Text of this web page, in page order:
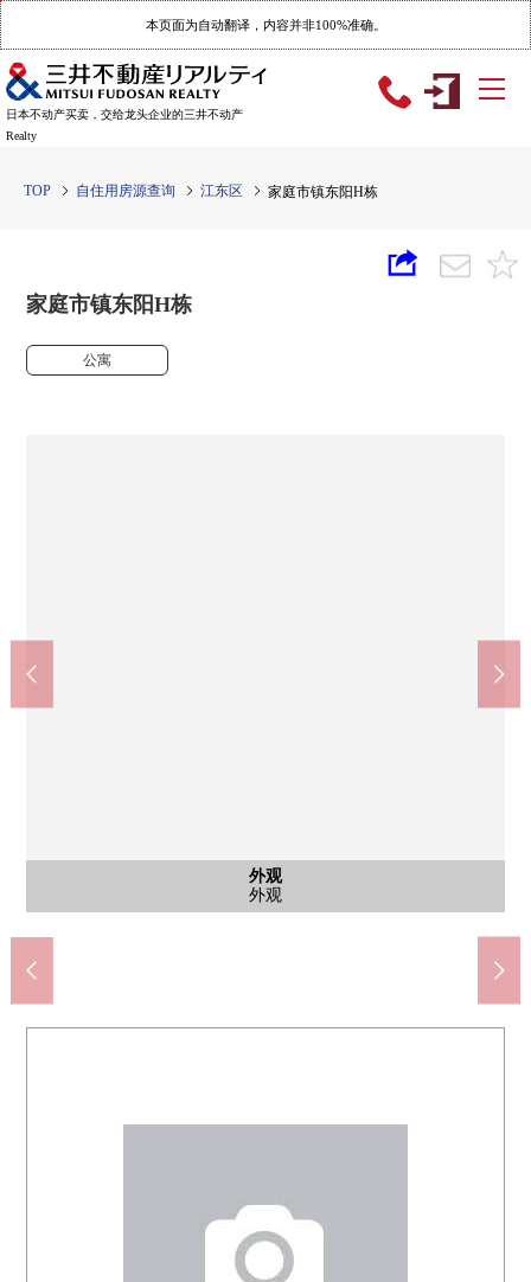
本页面为自动翻译，内容并非100%准确。
日本不动产买卖，交给龙头企业的三井不动产
Realty
TOP 自住用房源查询 江东区 家庭市镇东阳H栋
家庭市镇东阳H栋
公寓
外观
外观
客厅
客厅
客厅
客厅
客厅
客厅
客厅
客厅
客厅
客厅(空房)
客厅
客厅(空房)
客厅
客厅(空房)
日式房间
日式房间
日式房间
日式房间
日式房间
日式房间(空房)
日式房间
日式房间(空房)
西式房间
西式房间
西式房间
西式房间
西式房间
日式房间(空房)
西式房间
西式房间
西式房间
西式房间
厨房
厨房
厨房
厨房
厨房
厨房
厨房
厨房
公共汽车
公共汽车
公共汽车
公共汽车
洗脸
洗脸
洗脸
洗脸
厕所
厕所
门口
门口
门口
门口
风景
风景
风景
风景
风景
风景
风景
风景
风景
风景
风景
风景
风景
风景
风景
风景
其他当地
其他当地
其他当地
其他当地
其他当地
其他当地
其他当地
外观
外观
西友东阳町店(约690m)
全家便利店东阳2丁目商店(约350m)
7-Eleven东阳2丁目sanhidaka店(约400m)
松本清东阳町站前店(约430m)
深川邮局(约560m)
东阳图书馆(约230m)
东阳公园(约510m)
区立南阳小学(约610m)
区立东阳中学(约530m)